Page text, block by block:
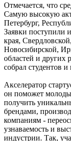
Отмечается, что
Самую высокую
Петербург,
Заявки поступили
края,
Новосибирской,
областей и других
собрал студентов
Акселератор
он поможет
получить
брендами,
компаниям -
узнаваемость и
индустрии. Так,